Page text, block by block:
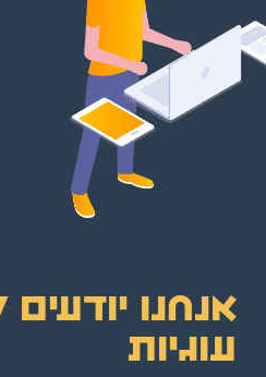
אנחנו
עוגיות